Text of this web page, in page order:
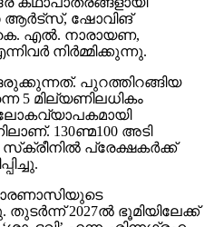
ആര്‍ട്‌സ്, ഷോവിങ്
എല്‍. നാരായണ,
നിര്‍മ്മിക്കുന്നു.
പുറത്തിറങ്ങിയ
5 മില്യണിലധികം
130ണ്മ100 അടി
പ്രേക്ഷകര്‍ക്ക്
2027ല്‍ ഭൂമിയിലേക്ക്